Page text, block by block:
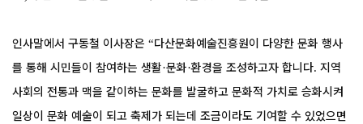
인사말에서 구동철 이사장은 “다산문화예술진흥원이 다양한 문화 행사
를 통해 시민들이 참여하는 생활·문화·환경을 조성하고자 합니다. 지역
사회의 전통과 맥을 같이하는 문화를 발굴하고 문화적 가치로 승화시켜
일상이 문화 예술이 되고 축제가 되는데 조금이라도 기여할 수 있었으면